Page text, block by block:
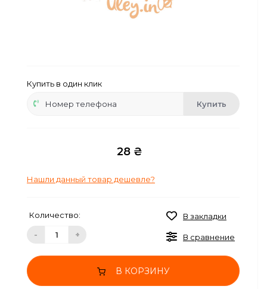
Купить в один клик
Купить
28 ₴
Нашли данный товар дешевле?
Количество:
- +
В закладки
В сравнение
В КОРЗИНУ